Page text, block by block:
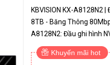
KBVISION KX-A8128N2 |
8TB - Băng Thông
A8128N2: Đầu ghi hình NVR 4/8 kênh Cổng vào: 4/8 kênh IP,
băng thông tối đa
8MP (30fps) / ...
Khuyến mãi hot